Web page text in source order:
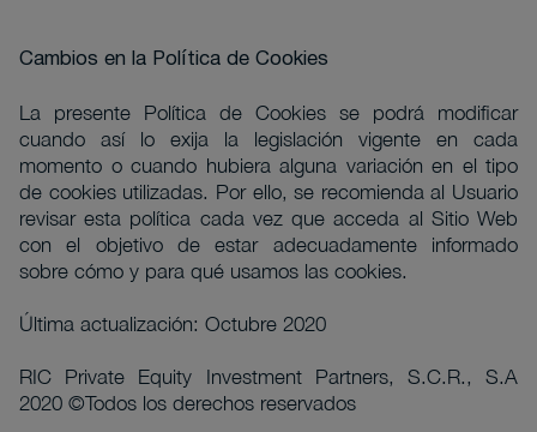
Cambios en la Política de Cookies
La presente Política de Cookies se podrá modificar
cuando así lo exija la legislación vigente en cada
momento o cuando hubiera alguna variación en el tipo
de cookies utilizadas. Por ello, se recomienda al Usuario
revisar esta política cada vez que acceda al Sitio Web
con el objetivo de estar adecuadamente informado
sobre cómo y para qué usamos las cookies.
Última actualización: Octubre 2020
RIC Private Equity Investment Partners, S.C.R., S.A
2020 ©Todos los derechos reservados